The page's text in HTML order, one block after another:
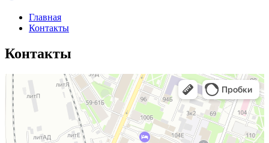
Главная
Контакты
Контакты